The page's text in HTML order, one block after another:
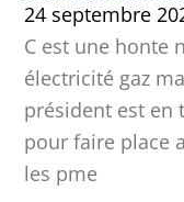
24 septembre
C est une honte
électricité gaz
président est en
pour faire place
les pme